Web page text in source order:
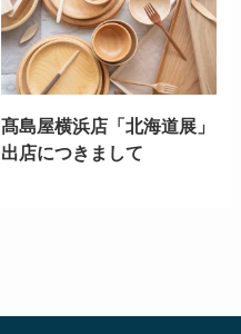
髙島屋横浜店「北海道展」
出店につきまして